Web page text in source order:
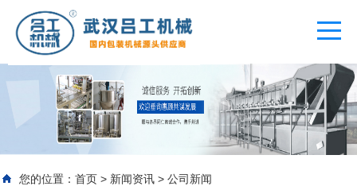
您的位置： 首页 > 新闻资讯 > 公司新闻